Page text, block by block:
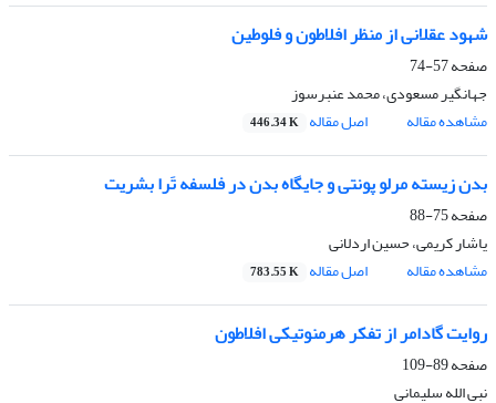
شهود عقلانی از منظر افلاطون و فلوطین
صفحه57-74
جهانگیر مسعودی، محمد عنبرسوز
مشاهده مقاله
اصل مقاله 446.34 K
بدن زیسته مرلو پونتی و جایگاه بدن در فلسفه تَرا بشریت
صفحه75-88
یاشار کریمی، حسین اردلانی
مشاهده مقاله
اصل مقاله 783.55 K
روایت گادامر از تفکر هرمنوتیکی افلاطون
صفحه89-109
نبی الله سلیمانی